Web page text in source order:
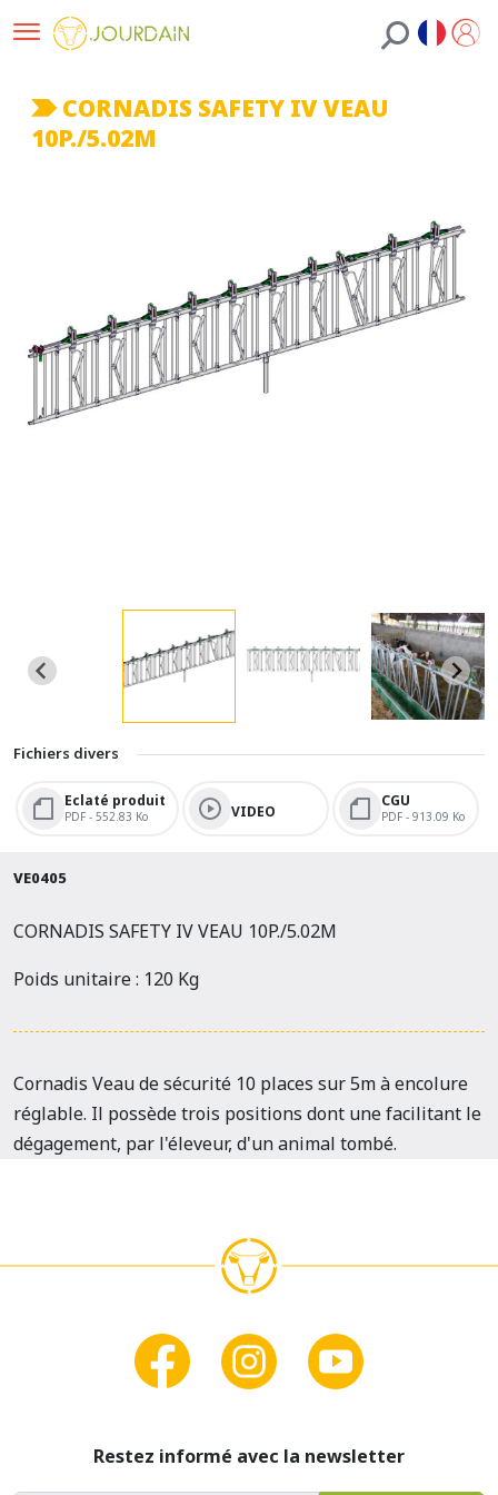
CORNADIS SAFETY IV VEAU
10P./5.02M
Fichiers divers
Eclaté produit
PDF - 552.83 Ko VIDEO
CGU
PDF - 913.09 Ko
VE0405
CORNADIS SAFETY IV VEAU 10P./5.02M
Poids unitaire : 120 Kg
Cornadis Veau de sécurité 10 places sur 5m à encolure
réglable. Il possède trois positions dont une facilitant le
dégagement, par l'éleveur, d'un animal tombé.
Restez informé avec la newsletter